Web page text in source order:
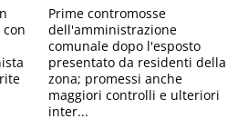
Prime contromosse
dell'amministrazione
comunale dopo l'esposto
presentato da residenti della
zona; promessi anche
maggiori controlli e ulteriori
inter...